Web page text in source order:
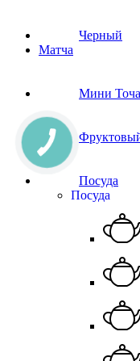
Черный
Матча
Мини Точа
Посуда
Посуда